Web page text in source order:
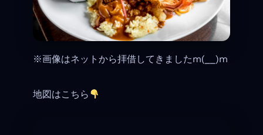
※画像はネットから拝借してきましたm(__)m
地図はこちら